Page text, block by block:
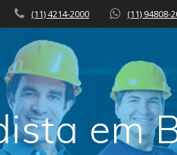
(11) 4214-2000 (11) 94808-
em